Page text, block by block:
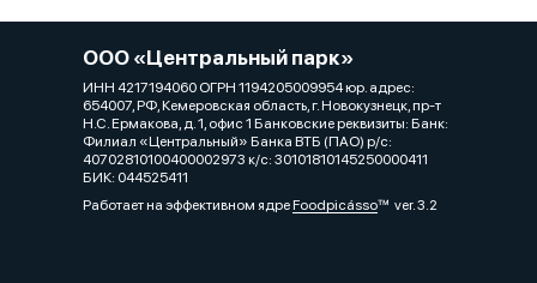
ООО «Центральный парк»
ИНН 4217194060 ОГРН 1194205009954 юр. адрес:
654007, РФ, Кемеровская область, г. Новокузнецк, пр-т
Н.С. Ермакова, д. 1, офис 1 Банковские реквизиты: Банк:
Филиал «Центральный» Банка ВТБ (ПАО) р/с:
40702810100400002973 к/с: 30101810145250000411
БИК: 044525411
Работает на эффективном ядреFoodpicássover. 3.2